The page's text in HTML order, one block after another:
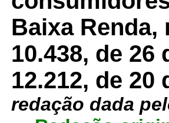
Baixa Renda,
10.438, de 26
12.212, de
redação dada